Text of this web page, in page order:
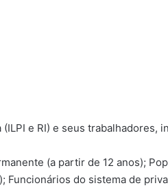
e RI) e seus trabalhadores,
(a partir de 12 anos);
Funcionários do sistema de